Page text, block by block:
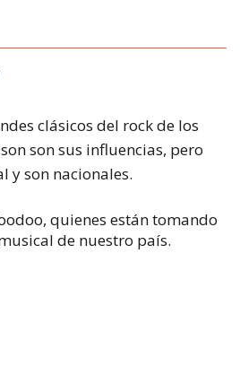
clásicos del rock de los
son sus influencias, pero
y son nacionales.
quienes están tomando
de nuestro país.